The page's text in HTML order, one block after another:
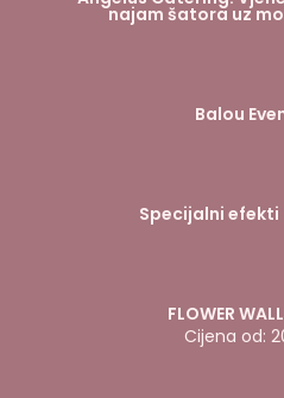
najam šatora uz
Balou
Specijalni efekti
FLOWER
Cijena od: